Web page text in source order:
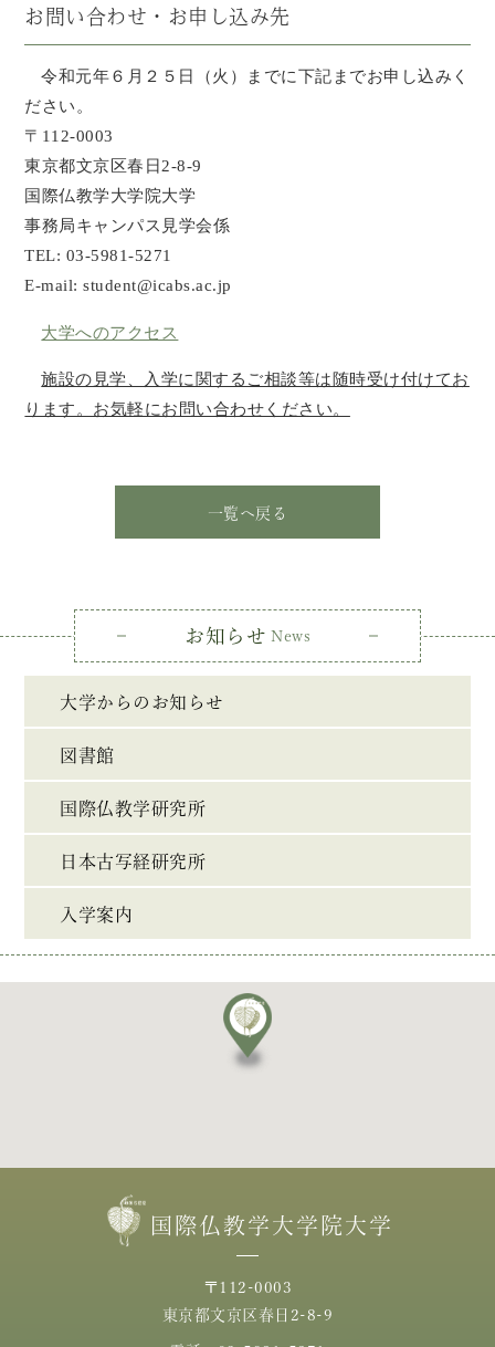
お問い合わせ・お申し込み先
令和元年６月２５日（火）までに下記までお申し込みく
ださい。
〒112-0003
東京都文京区春日2-8-9
国際仏教学大学院大学
事務局キャンパス見学会係
TEL: 03-5981-5271
E-mail: student@icabs.ac.jp
大学へのアクセス
施設の見学、入学に関するご相談等は随時受け付けてお
ります。お気軽にお問い合わせください。
一覧へ戻る
お知らせ News
大学からのお知らせ
図書館
国際仏教学研究所
日本古写経研究所
入学案内
国際仏教学大学院大学
〒112-0003
東京都文京区春日2-8-9